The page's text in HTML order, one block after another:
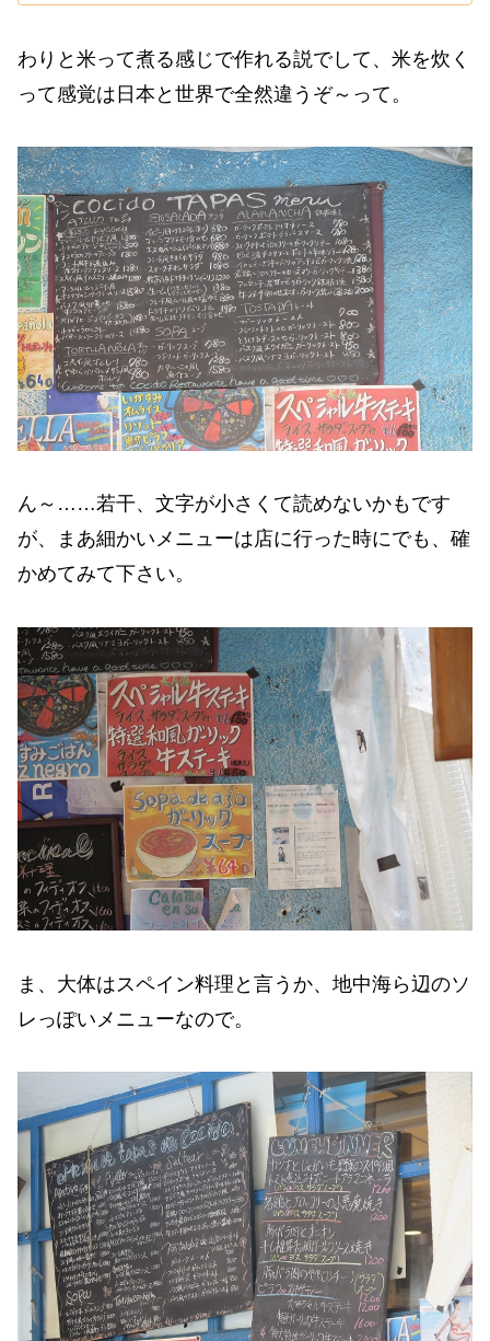
わりと米って煮る感じで作れる説でして、米を炊く
って感覚は日本と世界で全然違うぞ～って。
ん～……若干、文字が小さくて読めないかもです
が、まあ細かいメニューは店に行った時にでも、確
かめてみて下さい。
ま、大体はスペイン料理と言うか、地中海ら辺のソ
レっぽいメニューなので。